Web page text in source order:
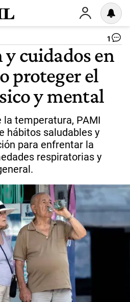
1
cuidados en
proteger el
y mental
la temperatura, PAMI
hábitos saludables y
para enfrentar la
respiratorias y